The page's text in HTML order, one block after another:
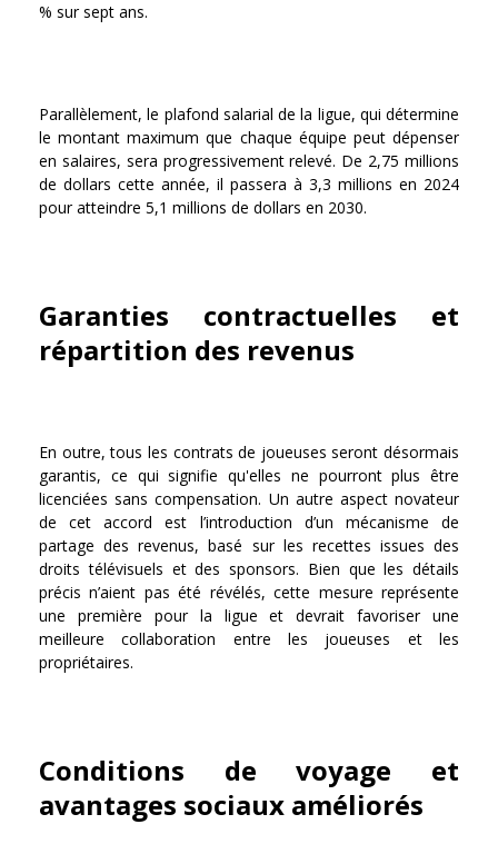
% sur sept ans.
Parallèlement, le plafond salarial de la ligue, qui détermine
le montant maximum que chaque équipe peut dépenser
en salaires, sera progressivement relevé. De 2,75 millions
de dollars cette année, il passera à 3,3 millions en 2024
pour atteindre 5,1 millions de dollars en 2030.
Garanties contractuelles et
répartition des revenus
En outre, tous les contrats de joueuses seront désormais
garantis, ce qui signifie qu'elles ne pourront plus être
licenciées sans compensation. Un autre aspect novateur
de cet accord est l’introduction d’un mécanisme de
partage des revenus, basé sur les recettes issues des
droits télévisuels et des sponsors. Bien que les détails
précis n’aient pas été révélés, cette mesure représente
une première pour la ligue et devrait favoriser une
meilleure collaboration entre les joueuses et les
propriétaires.
Conditions de voyage et
avantages sociaux améliorés